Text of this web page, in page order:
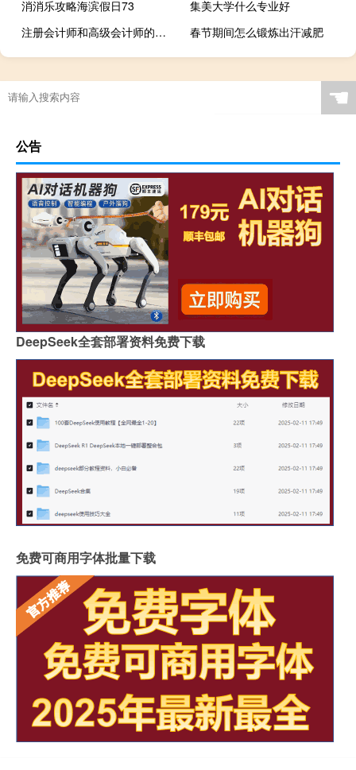
消消乐攻略海滨假日73
集美大学什么专业好
注册会计师和高级会计师的区别
春节期间怎么锻炼出汗减肥
☚
公告
DeepSeek全套部署资料免费下载
免费可商用字体批量下载